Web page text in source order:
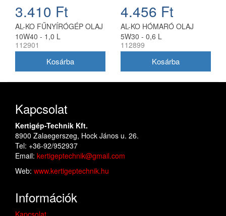
3.410 Ft
AL-KO FŰNYÍRÓGÉP OLAJ
10W40 - 1,0 L
112901
4.456 Ft
AL-KO HÓMARÓ OLAJ
5W30 - 0,6 L
112899
Kapcsolat
Kertigép-Technik Kft.
8900 Zalaegerszeg, Hock János u. 26.
Tel: +36-92/952937
Email: kertigeptechnik@gmail.com
Web: www.kertigeptechnik.hu
Információk
Kapcsolat